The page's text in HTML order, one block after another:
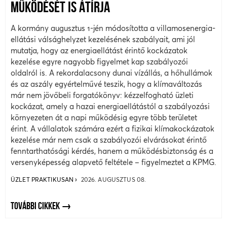
MŰKÖDÉSÉT IS ÁTÍRJA
A kormány augusztus 1-jén módosította a villamosenergia-
ellátási válsághelyzet kezelésének szabályait, ami jól
mutatja, hogy az energiaellátást érintő kockázatok
kezelése egyre nagyobb figyelmet kap szabályozói
oldalról is. A rekordalacsony dunai vízállás, a hőhullámok
és az aszály egyértelművé teszik, hogy a klímaváltozás
már nem jövőbeli forgatókönyv: kézzelfogható üzleti
kockázat, amely a hazai energiaellátástól a szabályozási
környezeten át a napi működésig egyre több területet
érint. A vállalatok számára ezért a fizikai klímakockázatok
kezelése már nem csak a szabályozói elvárásokat érintő
fenntarthatósági kérdés, hanem a működésbiztonság és a
versenyképesség alapvető feltétele – figyelmeztet a KPMG.
ÜZLET PRAKTIKUSAN 2026. AUGUSZTUS 08.
TOVÁBBI CIKKEK